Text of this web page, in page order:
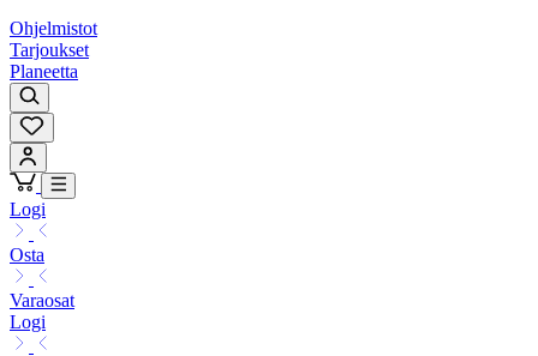
Ohjelmistot
Tarjoukset
Planeetta
Logi
Osta
Varaosat
Logi